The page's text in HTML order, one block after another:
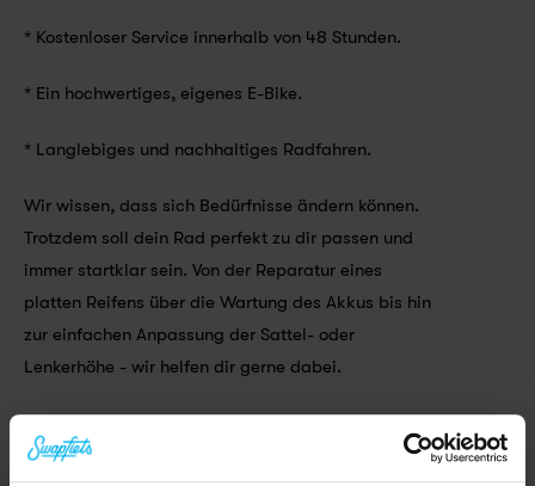
* Kostenloser Service innerhalb von 48 Stunden.
* Ein hochwertiges, eigenes E-Bike.
* Langlebiges und nachhaltiges Radfahren.
Wir wissen, dass sich Bedürfnisse ändern können.
Trotzdem soll dein Rad perfekt zu dir passen und
immer startklar sein. Von der Reparatur eines
platten Reifens über die Wartung des Akkus bis hin
zur einfachen Anpassung der Sattel- oder
Lenkerhöhe - wir helfen dir gerne dabei.
Bist du bereit, mit deinem eigenen Swapfiets-E-Bike
Gas zu geben? Dann setz dich mit uns in Verbindung